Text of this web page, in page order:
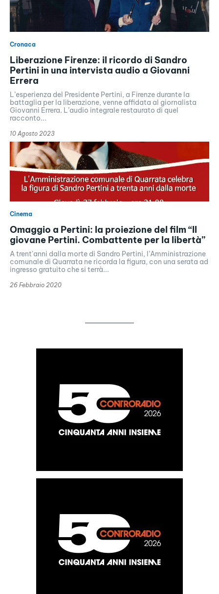
Cronaca
Liberazione Firenze: il ricordo di Sandro
Pertini in una intervista audio a Giovanni
Errera
L’esperienza del Presidente Pertini, a Firenze durante la
battaglia per la liberazione, venne affidata al giornalista
Giovanni Errera. L’audio integrale restaurato di quel
racconto...
10 Agosto 2023
Cinema
Omaggio a Pertini: la proiezione del film “Il
giovane Pertini. Combattente per la libertà”
A trent'anni dalla morte di Sandro Pertini, l’Amministrazione
comunale di Quarrata ne ricorda la figura, con una serata ad
ingresso gratuito che si terrà...
26 Febbraio 2020